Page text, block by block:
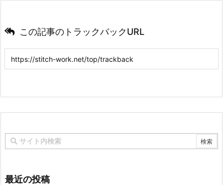
この記事のトラックバックURL
最近の投稿